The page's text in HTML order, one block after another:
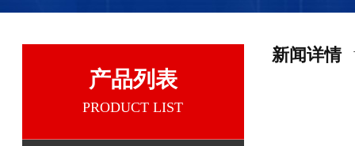
产品列表
PRODUCT LIST
新闻详情